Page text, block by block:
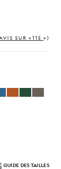
SUR «115 »)
GUIDE DES TAILLES